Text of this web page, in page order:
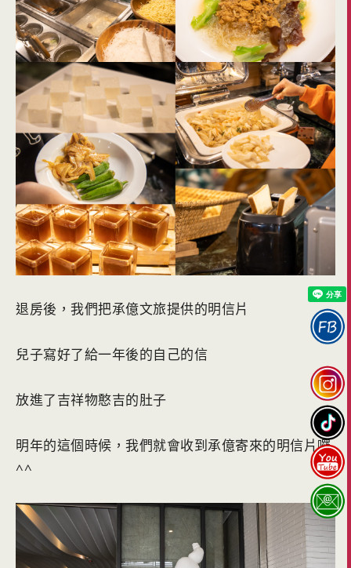
退房後，我們把承億文旅提供的明信片
兒子寫好了給一年後的自己的信
放進了吉祥物憨吉的肚子
明年的這個時候，我們就會收到承億寄來的明信片囉
^^